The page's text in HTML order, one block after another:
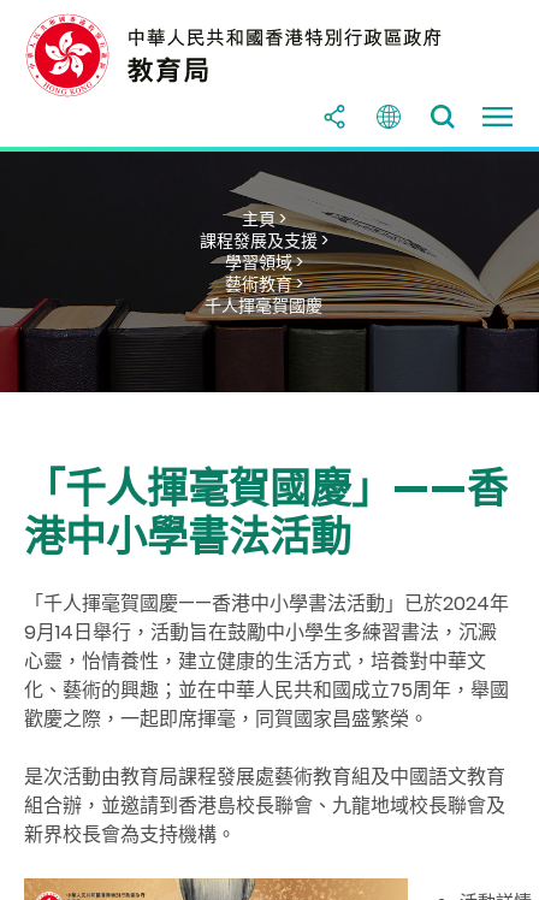
主頁 >
課程發展及支援 >
學習領域 >
藝術教育 >
千人揮毫賀國慶
「千人揮毫賀國慶」——香
港中小學書法活動
「千人揮毫賀國慶——香港中小學書法活動」 已於2024年
9月14日舉行 ，活動旨在鼓勵中小學生多練習書法，沉澱
心靈，怡情養性，建立健康的生活方式，培養對中華文
化、藝術的興趣；並在中華人民共和國成立75周年，舉國
歡慶之際，一起即席揮毫，同賀國家昌盛繁榮。
是次活動由教育局課程發展處藝術教育組及中國語文教育
組合辦，並邀請到香港島校長聯會、九龍地域校長聯會及
新界校長會為支持機構。